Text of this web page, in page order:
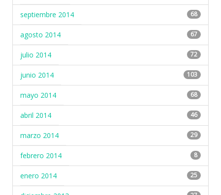
septiembre 2014 68
agosto 2014 67
julio 2014 72
junio 2014 103
mayo 2014 68
abril 2014 46
marzo 2014 29
febrero 2014 8
enero 2014 25